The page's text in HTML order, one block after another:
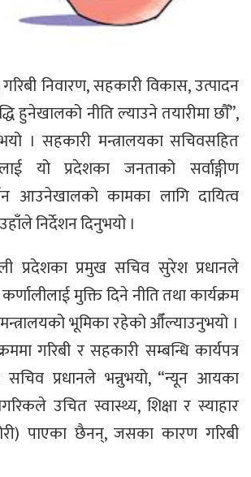
निवारण, सहकारी विकास, उत्पादन
हुनेखालको नीति ल्याउने तयारीमा छौँ”,
। सहकारी मन्त्रालयका सचिवसहित
यो प्रदेशका जनताको सर्वाङ्गीण
आउनेखालको कामका लागि दायित्व
निर्देशन दिनुभयो ।
प्रदेशका प्रमुख सचिव सुरेश प्रधानले
मुक्ति दिने नीति तथा कार्यक्रम
भूमिका रहेको औँल्याउनुभयो ।
गरिबी र सहकारी सम्बन्धि कार्यपत्र
सचिव प्रधानले भन्नुभयो, “न्यून आयका
उचित स्वास्थ्य, शिक्षा र स्याहार
पाएका छैनन्, जसका कारण गरिबी